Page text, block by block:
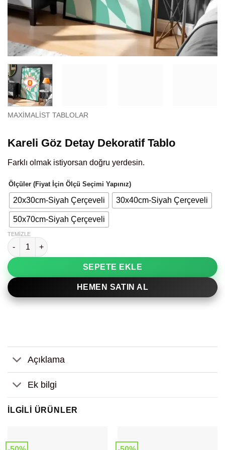
MAXIMALIST TABLOLAR
Kareli Göz Detay Dekoratif Tablo
Farklı olmak istiyorsan doğru yerdesin.
Ölçüler (Fiyat İçin Ölçü Seçimi Yapınız)
20x30cm-Siyah Çerçeveli 30x40cm-Siyah Çerçeveli
50x70cm-Siyah Çerçeveli
TEMIZLE
Kareli Göz Detay Dekoratif Tablo adet
SEPETE EKLE
HEMEN SATIN AL
Açıklama
Ek bilgi
İLGILI ÜRÜNLER